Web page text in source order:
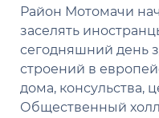
Район Мотомачи
заселять
сегодняшний день
строений в
дома, консульства,
Общественный холл